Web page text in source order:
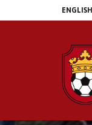
ENGLISH